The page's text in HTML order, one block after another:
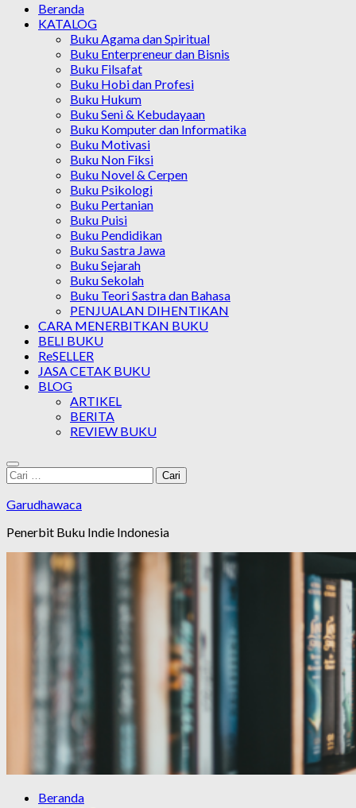
Beranda
KATALOG
Buku Agama dan Spiritual
Buku Enterpreneur dan Bisnis
Buku Filsafat
Buku Hobi dan Profesi
Buku Hukum
Buku Seni & Kebudayaan
Buku Komputer dan Informatika
Buku Motivasi
Buku Non Fiksi
Buku Novel & Cerpen
Buku Psikologi
Buku Pertanian
Buku Puisi
Buku Pendidikan
Buku Sastra Jawa
Buku Sejarah
Buku Sekolah
Buku Teori Sastra dan Bahasa
PENJUALAN DIHENTIKAN
CARA MENERBITKAN BUKU
BELI BUKU
ReSELLER
JASA CETAK BUKU
BLOG
ARTIKEL
BERITA
REVIEW BUKU
Cari
untuk:
Garudhawaca
Penerbit Buku Indie Indonesia
Beranda